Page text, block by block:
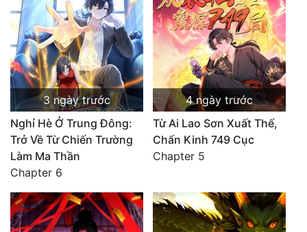
3 ngày trước
Nghỉ Hè Ở Trung Đông:
Trở Về Từ Chiến Trường
Làm Ma Thần
Chapter 6
4 ngày trước
Từ Ai Lao Sơn Xuất Thế,
Chấn Kinh 749 Cục
Chapter 5